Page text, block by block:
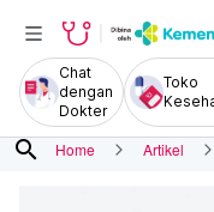
Chat
dengan
Dokter
Toko
search Home Artikel